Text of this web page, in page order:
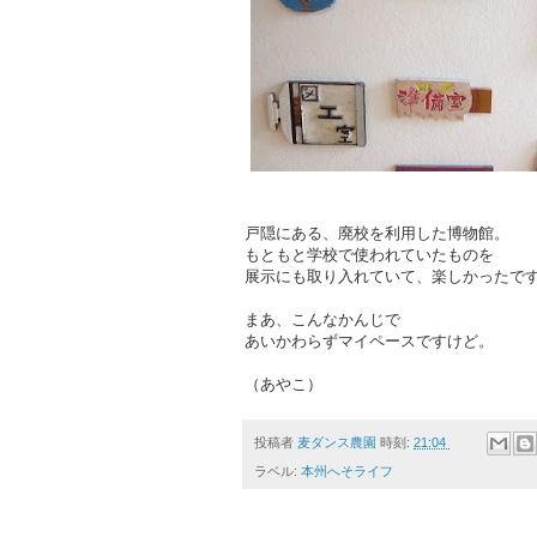
戸隠にある、廃校を利用した博物館。
もともと学校で使われていたものを
展示にも取り入れていて、楽しかったで
まあ、こんなかんじで
あいかわらずマイペースですけど。
（あやこ）
投稿者 麦ダンス農園 時刻: 21:04
ラベル: 本州へそライフ